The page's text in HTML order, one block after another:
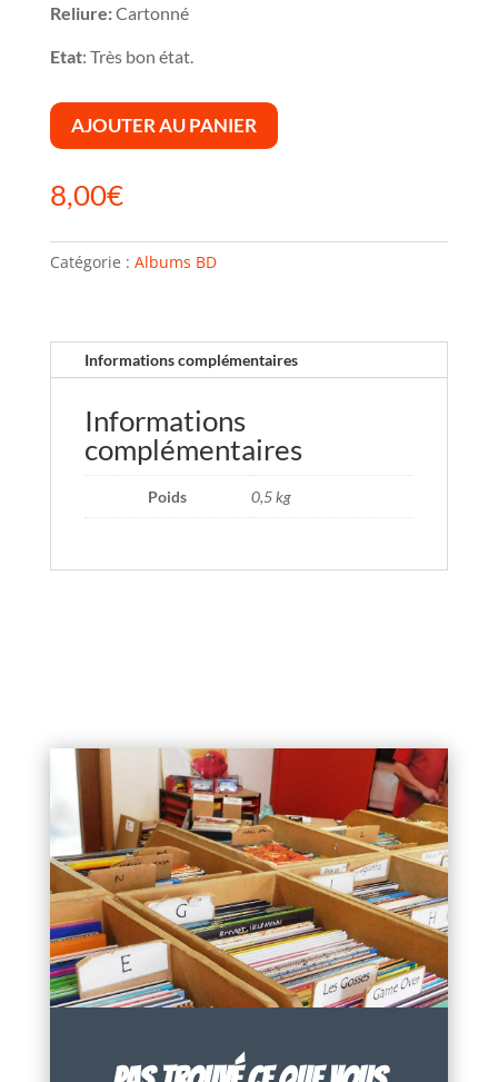
Reliure:Cartonné
Etat: Très bon état.
AJOUTER AU PANIER
8,00€
Catégorie : Albums BD
Informations complémentaires
Informations
complémentaires
Poids 0,5 kg